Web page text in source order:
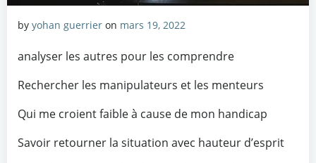
by yohan guerrier on mars 19, 2022
analyser les autres pour les comprendre
Rechercher les manipulateurs et les menteurs
Qui me croient faible à cause de mon handicap
Savoir retourner la situation avec hauteur d’esprit